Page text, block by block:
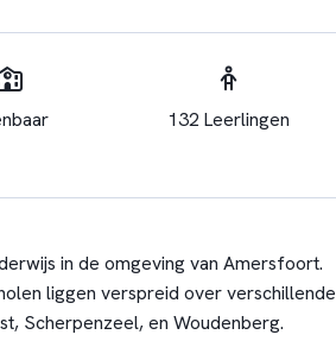
132 Leerlingen
in de omgeving van Amersfoort.
liggen verspreid over verschillende
Scherpenzeel, en Woudenberg.